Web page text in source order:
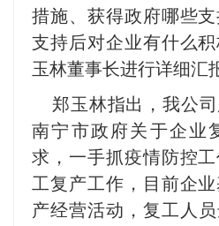
措施、获得政府哪些
支持后对企业有什么
玉林董事长进行详细汇
郑玉林指出，我公司
南宁市政府关于企业
求，一手抓疫情防控
工复产工作，目前企
产经营活动，复工人